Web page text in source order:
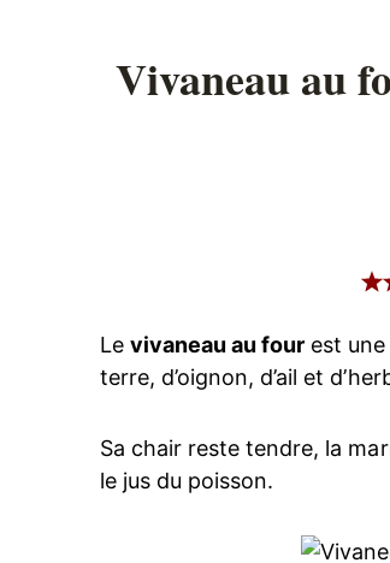
Vivaneau au
Levivaneau au four est
terre, d’oignon, d’ail et
Sa chair reste tendre, la
le jus du poisson.